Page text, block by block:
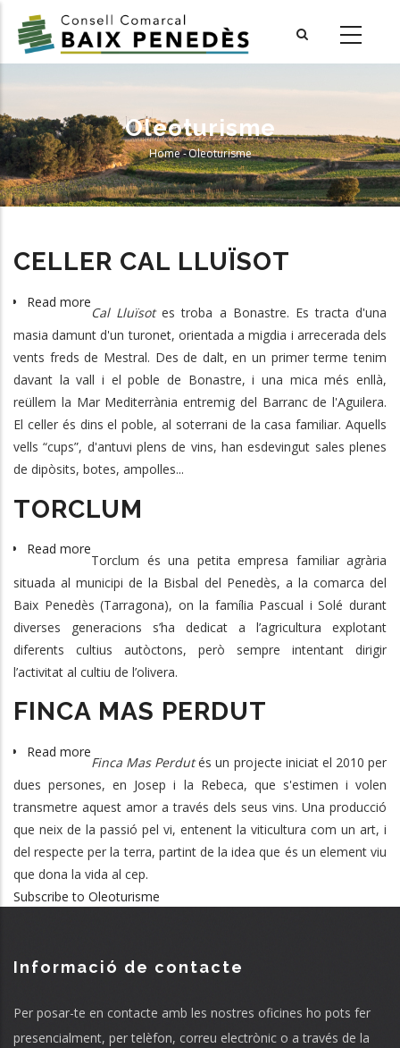
main
Oleoturisme
Breadcrumb
Home-Oleoturisme
CELLER CAL LLUÏSOT
Read more
CELLER
Cal Lluïsotes troba a Bonastre. Es tracta d'una
masia damunt d'un turonet, orientada a migdia i arrecerada dels
vents freds de Mestral. Des de dalt, en un primer terme tenim
davant la vall i el poble de Bonastre, i una mica més enllà,
reüllem la Mar Mediterrània entremig del Barranc de l'Aguilera.
El celler és dins el poble, al soterrani de la casa familiar. Aquells
vells “cups”, d'antuvi plens de vins, han esdevingut sales plenes
de dipòsits, botes, ampolles...
TORCLUM
Read more
Torclum és una petita empresa familiar agrària
situada al municipi de la Bisbal del Penedès, a la comarca del
Baix Penedès (Tarragona), on la família Pascual i Solé durant
diverses generacions s’ha dedicat a l’agricultura explotant
diferents cultius autòctons, però sempre intentant dirigir
l’activitat al cultiu de l’olivera.
FINCA MAS PERDUT
Read more
MAS
PERDUT
Finca Mas Perdutés un projecte iniciat el 2010 per
dues persones, en Josep i la Rebeca, que s'estimen i volen
transmetre aquest amor a través dels seus vins. Una producció
que neix de la passió pel vi, entenent la viticultura com un art, i
del respecte per la terra, partint de la idea que és un element viu
que dona la vida al cep.
Subscribe to Oleoturisme
Informació de contacte
Per posar-te en contacte amb les nostres oficines ho pots fer
presencialment, per telèfon, correu electrònic o a través de la